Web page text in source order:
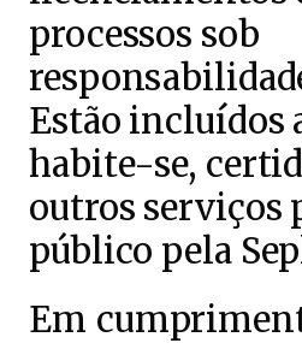
processos sob
Estão incluídos
habite-se,
outros serviços
público pela
Em